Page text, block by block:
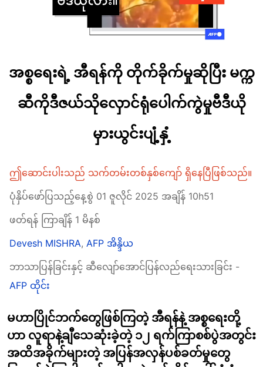
အစ္စရေးရဲ့ အီရန်ကို တိုက်ခိုက်မှုဆိုပြီး မက္က
ဆီကိုဒီဇယ်သိုလှောင်ရုံပေါက်ကွဲမှုဗီဒီယို
မှားယွင်းပျံ့နှံ့
ဤဆောင်းပါးသည် သက်တမ်းတစ်နှစ်ကျော် ရှိနေပြီဖြစ်သည်။
ပုံနှိပ်ဖော်ပြသည့်နေ့စွဲ 01 ဇူလိုင် 2025 အချိန် 10h51
ဖတ်ရန် ကြာချိန် 1 မိနစ်
Devesh MISHRA, AFP အိန္ဒိယ
ဘာသာပြန်ခြင်းနှင့် ဆီလျော်အောင်ပြန်လည်ရေးသားခြင်း -
AFP ထိုင်း
မဟာပြိုင်ဘက်တွေဖြစ်ကြတဲ့ အီရန်နဲ့ အစ္စရေးတို့
ဟာ လူရာနဲ့ချီသေဆုံးခဲ့တဲ့ ၁၂ ရက်ကြာစစ်ပွဲအတွင်း
အထိအခိုက်များတဲ့ အပြန်အလှန်ပစ်ခတ်မှုတွေ